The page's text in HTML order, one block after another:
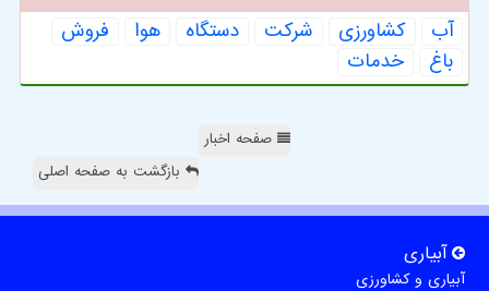
آب كشاورزی شركت دستگاه هوا
فروش
باغ
خدمات
صفحه اخبار
بازگشت به صفحه اصلی
آبیاری
آبیاری و کشاورزی